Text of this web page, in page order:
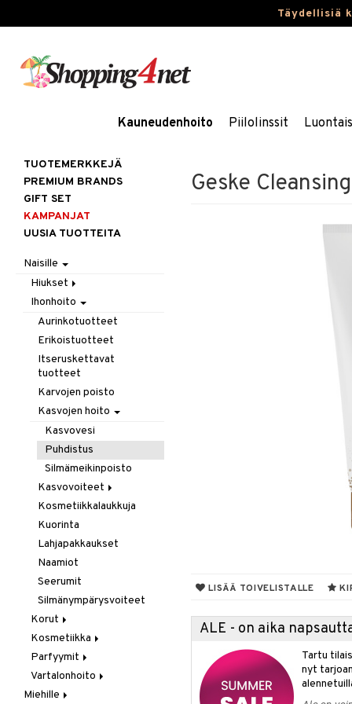
Täydellisiä
Kauneudenhoito Piilolinssit
Geske
LISÄÄ TOIVELISTALLE
ALE - on aika
Tartu
nyt
TUOTEMERKKEJÄ
PREMIUM BRANDS
GIFT SET
KAMPANJAT
UUSIA TUOTTEITA
Naisille
Hiukset
Gift Set
Harjat / Kammat
Hiuskuurit
Hiustenlähtö
Hiusväri
Hoitoaineet
Koristeita
Kuivashamppoo
Leave-in hoitoaine
Muotoilu
Hiussuihkeet
Kiharat
Kiilto & Antifrizz
Lämpösuojat
Tuuheuttavat tuotteet
Vaha & Geeli
Sähkölaitteet
Sampoot
Tehohoitoa
Ihonhoito
Aurinkotuotteet
Erikoistuotteet
Itseruskettavat
tuotteet
Karvojen poisto
Kasvojen hoito
Kasvovesi
Puhdistus
Silmämeikinpoisto
Kasvovoiteet
Herkkä iho
Kuiva iho
Normaali iho
Rasvainen iho
Kosmetiikkalaukkuja
Kuorinta
Lahjapakkaukset
Naamiot
Seerumit
Silmänympärysvoiteet
Korut
Kaulakorut
Korvakorut
Rannekorut
Sormuksia
Kosmetiikka
Gift Set
Huulet
Huulikiilto
Iho
Parfyymit
Eau de cologne
Eau de parfum
Vartalonhoito
Äiti & Lapset
Miehille